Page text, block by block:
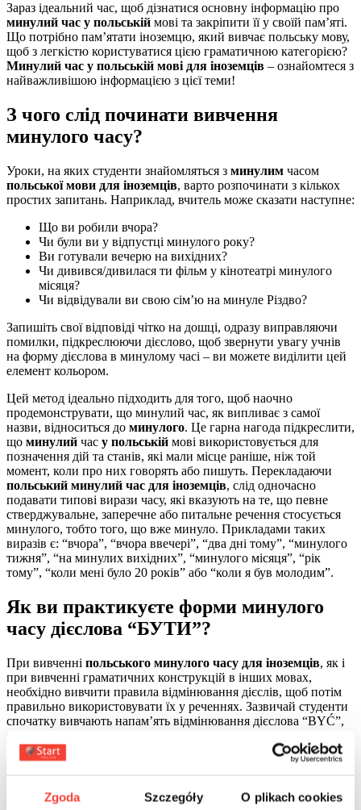
Zgoda Szczegóły O plikach cookies
Зараз ідеальний час, щоб дізнатися основну інформацію про
минулий час у польській мові та закріпити її у своїй пам’яті.
Що потрібно пам’ятати іноземцю, який вивчає польську мову,
щоб з легкістю користуватися цією граматичною категорією?
Минулий час у польській мові для іноземців – ознайомтеся з
найважливішою інформацією з цієї теми!
З чого слід починати вивчення
минулого часу?
Уроки, на яких студенти знайомляться з минулим часом
польської мови для іноземців, варто розпочинати з кількох
простих запитань. Наприклад, вчитель може сказати наступне:
Що ви робили вчора?
Чи були ви у відпустці минулого року?
Ви готували вечерю на вихідних?
Чи дивився/дивилася ти фільм у кінотеатрі минулого
місяця?
Чи відвідували ви свою сім’ю на минуле Різдво?
Запишіть свої відповіді чітко на дошці, одразу виправляючи
помилки, підкреслюючи дієслово, щоб звернути увагу учнів
на форму дієслова в минулому часі – ви можете виділити цей
елемент кольором.
Цей метод ідеально підходить для того, щоб наочно
продемонструвати, що минулий час, як випливає з самої
назви, відноситься до минулого. Це гарна нагода підкреслити,
що минулий час у польській мові використовується для
позначення дій та станів, які мали місце раніше, ніж той
момент, коли про них говорять або пишуть. Перекладаючи
польський минулий час для іноземців, слід одночасно
подавати типові вирази часу, які вказують на те, що певне
стверджувальне, заперечне або питальне речення стосується
минулого, тобто того, що вже минуло. Прикладами таких
виразів є: “вчора”, “вчора ввечері”, “два дні тому”, “минулого
тижня”, “на минулих вихідних”, “минулого місяця”, “рік
тому”, “коли мені було 20 років” або “коли я був молодим”.
Як ви практикуєте форми минулого
часу дієслова “БУТИ”?
При вивченні польського минулого часу для іноземців, як і
при вивченні граматичних конструкцій в інших мовах,
необхідно вивчити правила відмінювання дієслів, щоб потім
правильно використовувати їх у реченнях. Зазвичай студенти
спочатку вивчають напам’ять відмінювання дієслова “BYĆ”,
яке вважається своєрідною основою.
В однині:
Я – я був (жіночий рід)/ я була (чоловічий рід),